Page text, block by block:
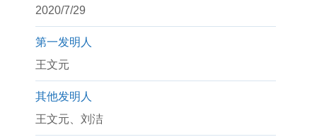
2020/7/29
第一发明人
王文元
其他发明人
王文元、刘洁